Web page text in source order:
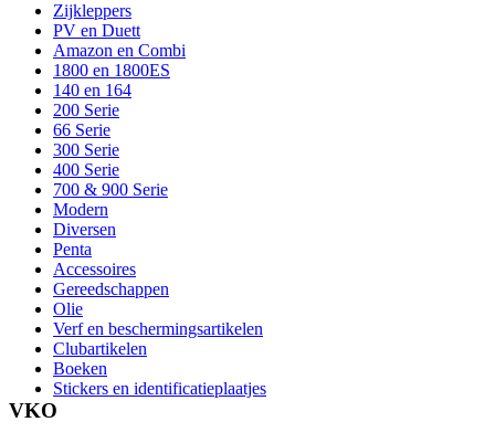
Zijkleppers
PV en Duett
Amazon en Combi
1800 en 1800ES
140 en 164
200 Serie
66 Serie
300 Serie
400 Serie
700 & 900 Serie
Modern
Diversen
Penta
Accessoires
Gereedschappen
Olie
Verf en beschermingsartikelen
Clubartikelen
Boeken
Stickers en identificatieplaatjes
VKO